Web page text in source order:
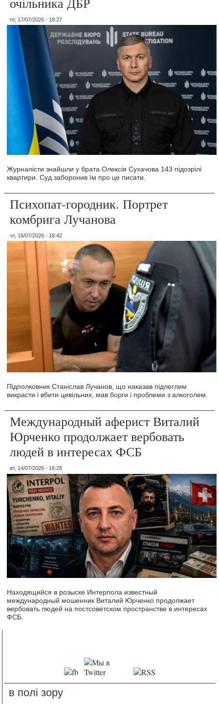
пт, 17/07/2026 - 18:27
Журналісти знайшли у брата Олексія Сухачова 143 підозрілі
квартири. Суд заборонив їм про це писати.
Психопат-городник. Портрет
комбрига Лучанова
чт, 16/07/2026 - 16:42
Підполковник Станіслав Лучанов, що наказав підлеглим
викрасти і вбити цивільних, мав борги і проблеми з алкоголем.
Международный аферист Виталий
Юрченко продолжает вербовать
людей в интересах ФСБ
вт, 14/07/2026 - 16:28
Находящийся в розыске Интерпола известный
международный мошенник Виталий Юрченко продолжает
вербовать людей на постсоветском пространстве в интересах
ФСБ.
в полі зору